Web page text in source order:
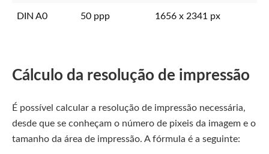
DIN A0 50 ppp 1656 x 2341 px
Cálculo da resolução de impressão
É possível calcular a resolução de impressão necessária,
desde que se conheçam o número de pixeis da imagem e o
tamanho da área de impressão. A fórmula é a seguinte: